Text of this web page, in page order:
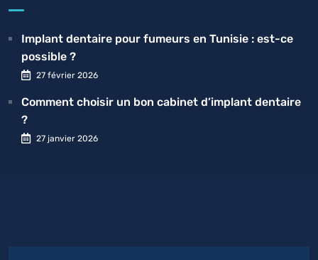
Implant dentaire pour fumeurs en Tunisie : est-ce
possible ?
27 février 2026
Comment choisir un bon cabinet d’implant dentaire
?
27 janvier 2026